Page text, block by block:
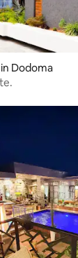
Dodoma